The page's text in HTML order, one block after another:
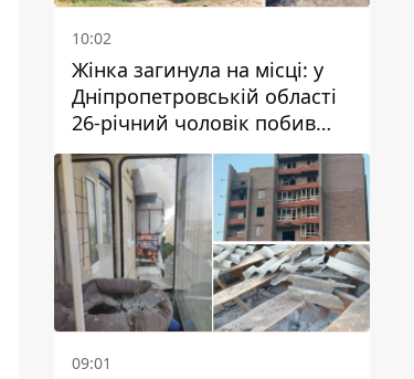
10:02
Жінка загинула на місці: у
Дніпропетровській області
26-річний чоловік побив
трьох людей металевим
предметом
09:01